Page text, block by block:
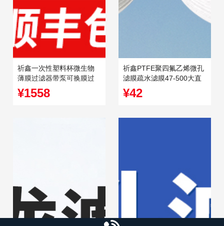
祈鑫一次性塑料杯微生物
薄膜过滤器带泵可换膜过
滤器杯式过滤器
¥1558
祈鑫PTFE聚四氟乙烯微孔
滤膜疏水滤膜47-500大直
径0.2-5.0um孔径
¥42